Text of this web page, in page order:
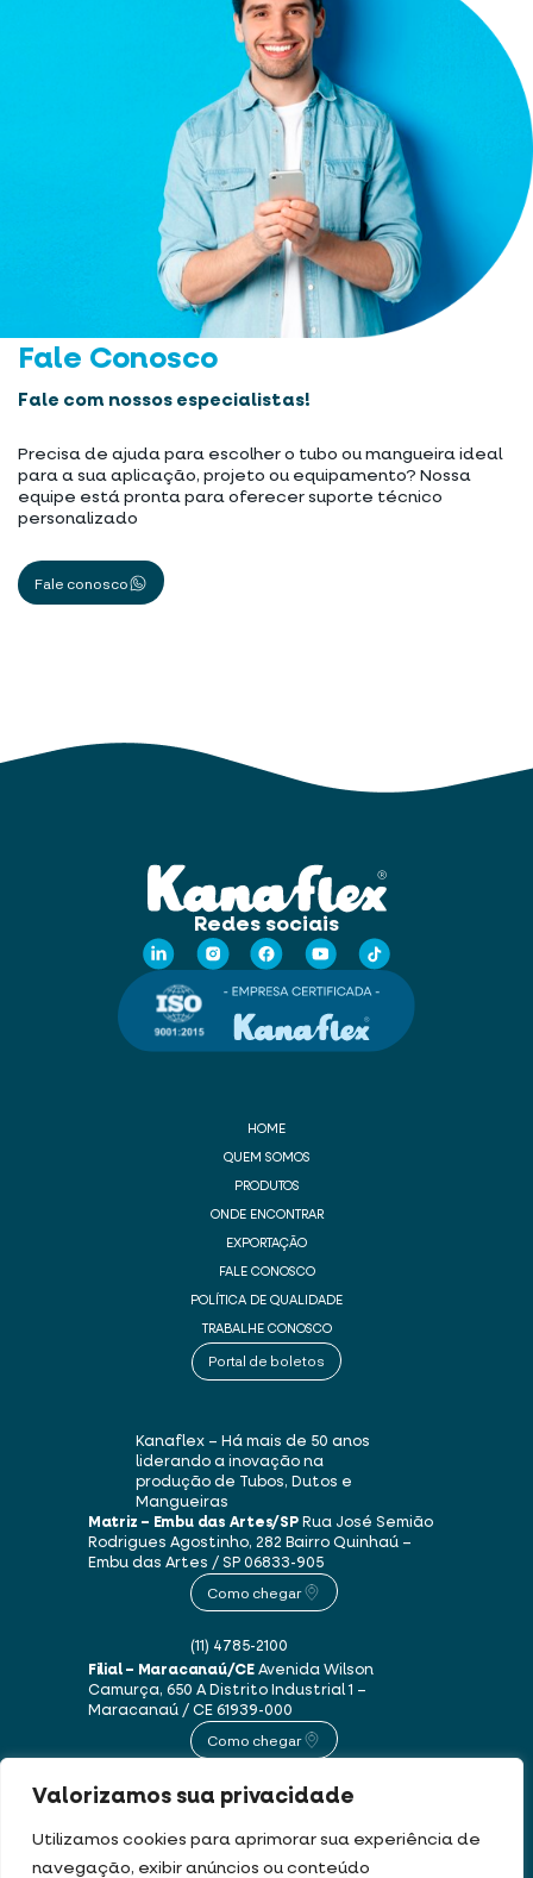
Valorizamos sua privacidade
Utilizamos cookies para aprimorar sua experiência de
navegação, exibir anúncios ou conteúdo
Fale Conosco
Fale com nossos especialistas!
Precisa de ajuda para escolher o tubo ou mangueira ideal
para a sua aplicação, projeto ou equipamento? Nossa
equipe está pronta para oferecer suporte técnico
personalizado
Fale conosco
Redes sociais
HOME
QUEM SOMOS
PRODUTOS
ONDE ENCONTRAR
EXPORTAÇÃO
FALE CONOSCO
POLÍTICA DE QUALIDADE
TRABALHE CONOSCO
Portal de boletos
Kanaflex – Há mais de 50 anos
liderando a inovação na
produção de Tubos, Dutos e
Mangueiras
Matriz – Embu das Artes/SPRua José Semião
Rodrigues Agostinho, 282 Bairro Quinhaú –
Embu das Artes / SP06833-905
Como chegar
(11) 4785-2100
Filial – Maracanaú/CEAvenida Wilson
Camurça, 650 ADistrito Industrial 1 –
Maracanaú / CE61939-000
Como chegar
(85) 3250-1235